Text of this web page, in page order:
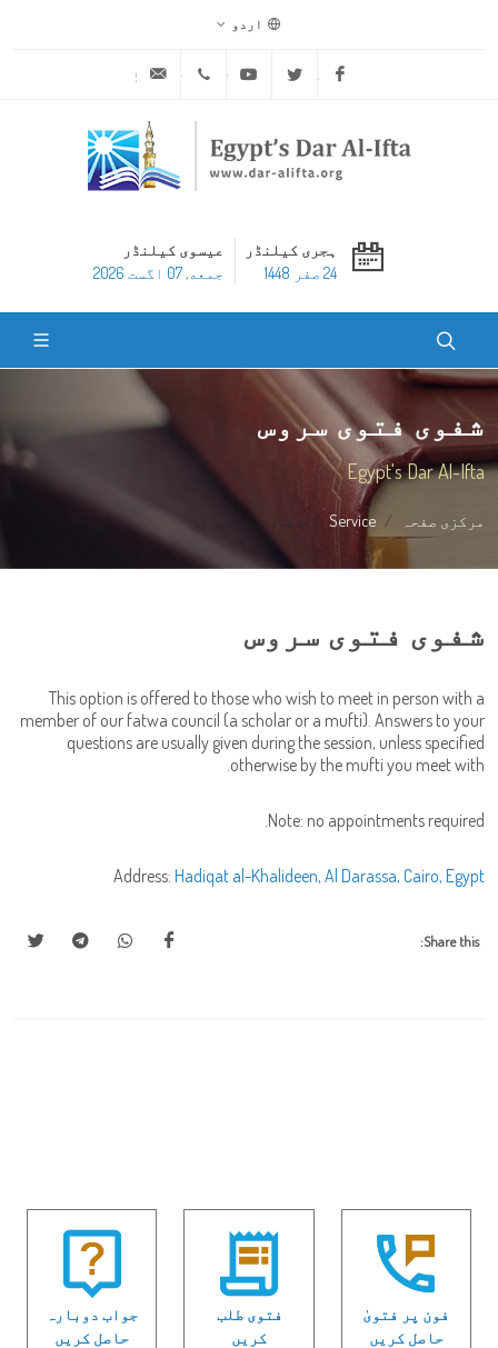
اردو
Facebook
Twitter
Youtube
ہجری کیلنڈر
24 صفر 1448
عیسوی کیلنڈر
جمعه, 07 اگست 2026
شفوی فتوی سروس
Egypt's Dar Al-Ifta
مرکزی صفحہ Service شفوی فتوی سروس
شفوی فتوی سروس
This option is offered to those who wish to meet in person with a
member of our fatwa council (a scholar or a mufti). Answers to your
questions are usually given during the session, unless specified
otherwise by the mufti you meet with.
Note: no appointments required.
Address: Hadiqat al-Khalideen, Al Darassa, Cairo, Egypt
Share this:
فون پر فتویٰ
حاصل کریں
فتوی طلب
کریں
جواب دوبارہ
حاصل کریں